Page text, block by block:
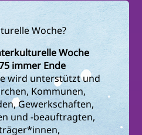
Woche?
Woche
immer Ende
wird unterstützt und
Kommunen,
Gewerkschaften,
und -beauftragten,